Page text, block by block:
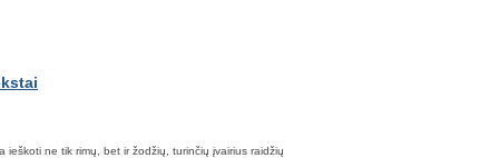
ne tik rimų, bet ir žodžių, turinčių įvairius raidžių